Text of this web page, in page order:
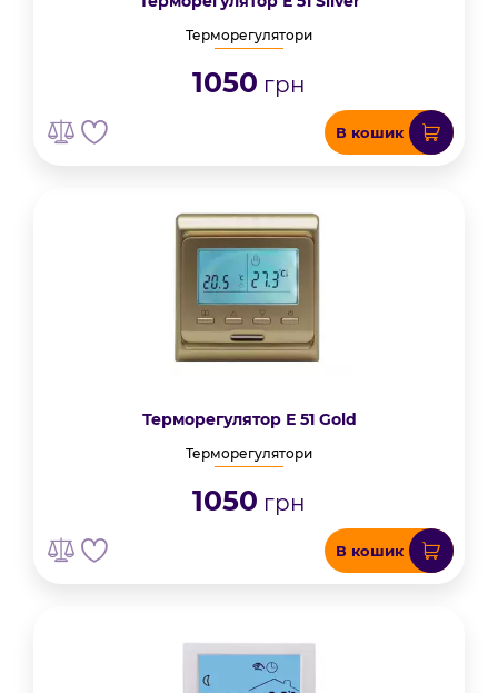
Терморегулятори
1050 грн
В кошик
Терморегулятор Е 51 Gold
Терморегулятори
1050 грн
В кошик